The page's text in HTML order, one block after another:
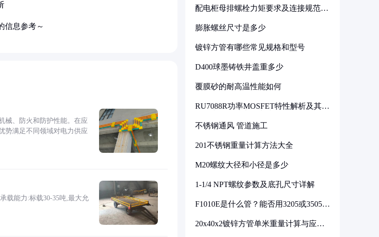
信息参考～
械、防火和防护性能。在应
势满足不同领域对电力供应
载能力:标载30-35吨,最大允
配电柜母排螺栓力矩要求及连接规范详
膨胀螺丝尺寸是多少
镀锌方管有哪些常见规格和型号
D400球墨铸铁井盖重多少
覆膜砂的耐高温性能如何
RU7088R功率MOSFET特性解析及其在
不锈钢通风 管道施工
201不锈钢重量计算方法大全
M20螺纹大径和小径是多少
1-1/4 NPT螺纹参数及底孔尺寸详解
F1010E是什么管？能否用3205或3505代
20x40x2镀锌方管单米重量计算与应用